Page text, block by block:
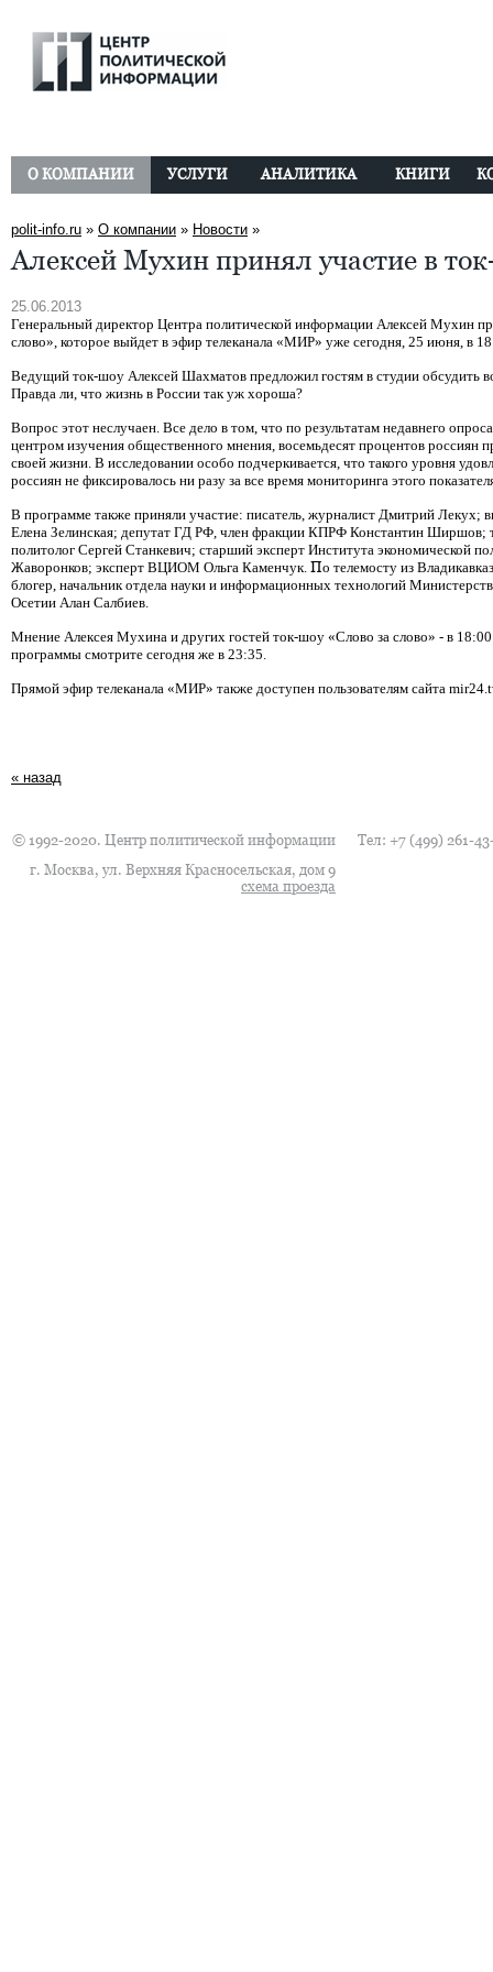
О КОМПАНИИ УСЛУГИ АНАЛИТИКА КНИГИ
polit-info.ru » О компании » Новости »
Алексей Мухин принял участие в
25.06.2013
Генеральный директор Центра политической информации Алексей Мухин
слово», которое выйдет в эфир телеканала «МИР» уже сегодня, 25 июня, в
Ведущий ток-шоу Алексей Шахматов предложил гостям в студии обсудить
Правда ли, что жизнь в России так уж хороша?
Вопрос этот неслучаен. Все дело в том, что по результатам недавнего
центром изучения общественного мнения, восемьдесят процентов россиян
своей жизни. В исследовании особо подчеркивается, что такого уровня
россиян не фиксировалось ни разу за все время мониторинга этого
В программе также приняли участие: писатель, журналист Дмитрий Лекух;
Елена Зелинская; депутат ГД РФ, член фракции КПРФ Константин
политолог Сергей Станкевич; старший эксперт Института экономической
Жаворонков; эксперт ВЦИОМ Ольга Каменчук. По телемосту из
блогер, начальник отдела науки и информационных технологий
Осетии Алан Салбиев.
Мнение Алексея Мухина и других гостей ток-шоу «Слово за слово» - в
программы смотрите сегодня же в 23:35.
Прямой эфир телеканала «МИР» также доступен пользователям сайта
« назад
© 1992-2020. Центр политической информации Тел: +7 (499) 261-
г. Москва, ул. Верхняя Красносельская, дом 9
схема проезда